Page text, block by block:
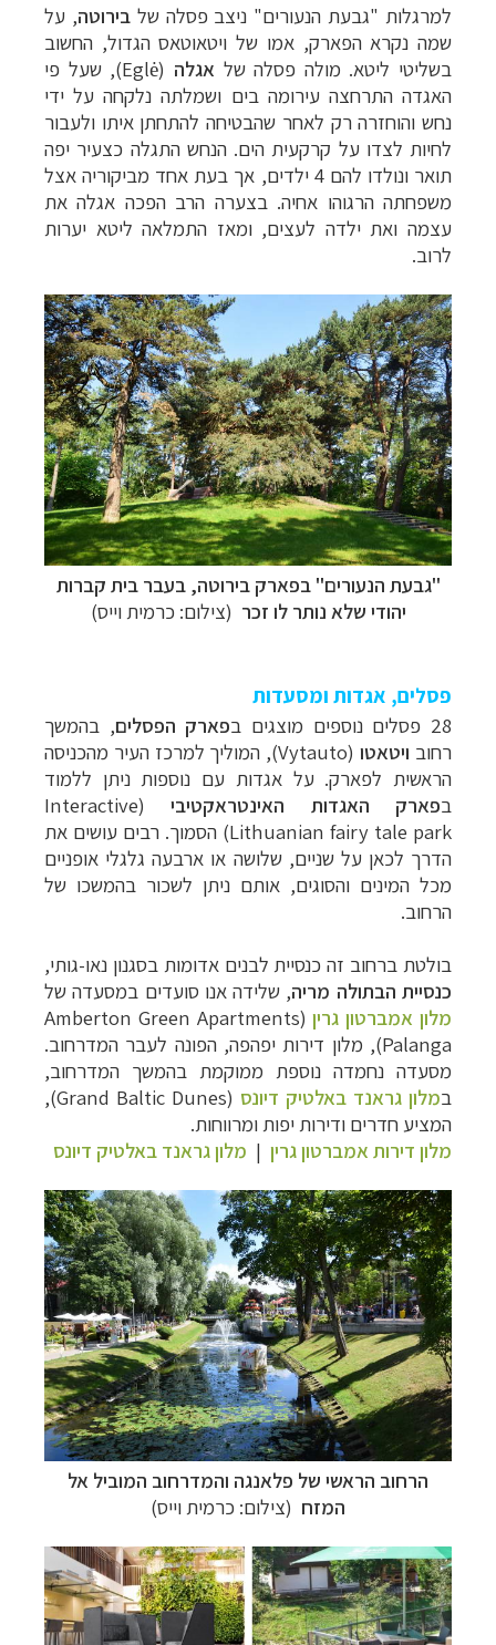
למרגלות "גבעת הנעורים" ניצב פסלה שלבירוטה, על
שמה נקרא הפארק, אמו של ויטאוטאס הגדול, החשוב
בשליטי ליטא. מולה פסלה של אגלה (
Eglė), שעל פי
האגדה התרחצה עירומה בים ושמלתה נלקחה על ידי
נחש והוחזרה רק לאחר שהבטיחה להתחתן איתו ולעבור
לחיות לצדו על קרקעית הים. הנחש התגלה כצעיר יפה
תואר ונולדו להם 4 ילדים, אך בעת אחד מביקוריה אצל
משפחתה הרגוהו אחיה. בצערה הרב הפכה אגלה את
עצמה ואת ילדה לעצים, ומאז התמלאה ליטא יערות
לרוב.
"גבעת הנעורים" בפארק בירוטה, בעבר בית קברות
יהודי שלא נותר לו זכר (צילום: כרמית וייס)
פסלים, אגדות ומסעדות
28 פסלים נוספים מוצגים ב
פארק הפסלים, בהמשך
רחוב ויטאטו(
Vytauto), המוליך למרכז העיר מהכניסה
הראשית לפארק. על אגדות עם נוספות ניתן ללמוד
בפארק האגדות האינטראקטיבי (
Interactive
Lithuanian fairy tale park) הסמוך. רבים עושים את
הדרך לכאן על שניים, שלושה או ארבעה גלגלי אופניים
מכל המינים והסוגים, אותם ניתן לשכור בהמשכו של
הרחוב.
בולטת ברחוב זה כנסיית לבנים אדומות בסגנון נאו-גותי,
כנסיית הבתולה מריה, שלידה אנו סועדים במסעדה של
מלון אמברטון גרין(
Amberton Green Apartments
Palanga), מלון דירות יפהפה, הפונה לעבר המדרחוב.
מסעדה נחמדה נוספת ממוקמת בהמשך המדרחוב,
במלון גראנד באלטיק דיונס (
Grand Baltic Dunes
),
המציע חדרים ודירות יפות ומרווחות.
מלון דירות אמברטון גרין | מלון גראנד באלטיק דיונס
הרחוב הראשי של פלאנגה והמדרחוב המוביל אל
המזח (צילום: כרמית וייס)
קרוזים והפלגות נופש לחצו לרשימת היעדים »
תכנון טיולים למדינות אירופה לחצו לרשימת היעדים
»
תכנוןטיולים לאמריקה הצפוניתלחצו לרשימת
היעדים »